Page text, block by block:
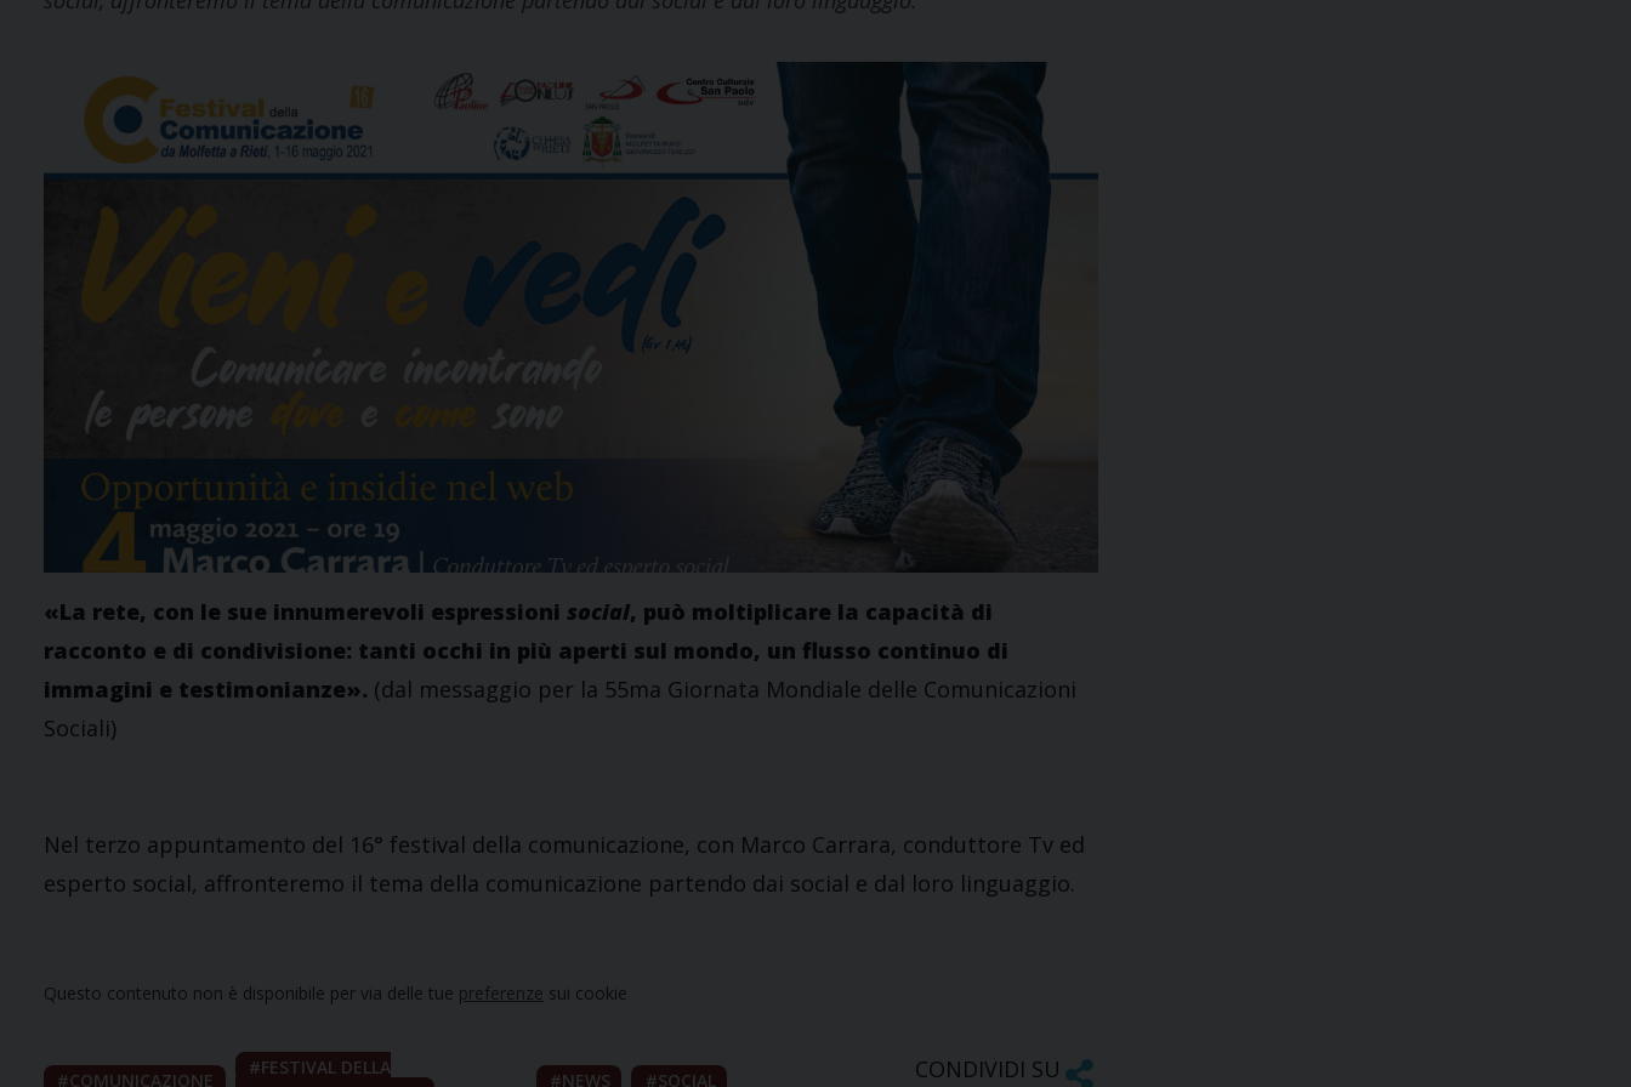
«La rete, con le sue innumerevoli espressioni social, può moltiplicare la capacità di
racconto e di condivisione: tanti occhi in più aperti sul mondo, un flusso continuo di
immagini e testimonianze». (dal messaggio per la 55ma Giornata Mondiale delle Comunicazioni
Sociali)
Nel terzo appuntamento del 16° festival della comunicazione, con Marco Carrara, conduttore Tv ed
esperto social, affronteremo il tema della comunicazione partendo dai social e dal loro linguaggio.
Questo contenuto non è disponibile per via delle tue preferenze sui cookie
COMUNICAZIONE
FESTIVAL DELLA
NEWS SOCIAL CONDIVIDI SU